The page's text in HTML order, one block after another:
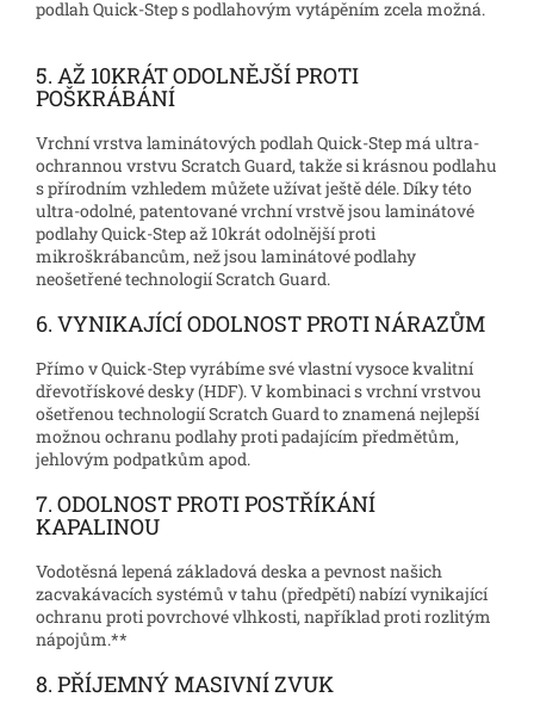
podlah Quick-Step s podlahovým vytápěním zcela možná.
5. AŽ 10KRÁT ODOLNĚJŠÍ PROTI
POŠKRÁBÁNÍ
Vrchní vrstva laminátových podlah Quick-Step má ultra-
ochrannou vrstvu Scratch Guard, takže si krásnou podlahu
s přírodním vzhledem můžete užívat ještě déle. Díky této
ultra-odolné, patentované vrchní vrstvě jsou laminátové
podlahy Quick-Step až 10krát odolnější proti
mikroškrábancům, než jsou laminátové podlahy
neošetřené technologií Scratch Guard.
6. VYNIKAJÍCÍ ODOLNOST PROTI NÁRAZŮM
Přímo v Quick-Step vyrábíme své vlastní vysoce kvalitní
dřevotřískové desky (HDF). V kombinaci s vrchní vrstvou
ošetřenou technologií Scratch Guard to znamená nejlepší
možnou ochranu podlahy proti padajícím předmětům,
jehlovým podpatkům apod.
7. ODOLNOST PROTI POSTŘÍKÁNÍ
KAPALINOU
Vodotěsná lepená základová deska a pevnost našich
zacvakávacích systémů v tahu (předpětí) nabízí vynikající
ochranu proti povrchové vlhkosti, například proti rozlitým
nápojům.**
8. PŘÍJEMNÝ MASIVNÍ ZVUK